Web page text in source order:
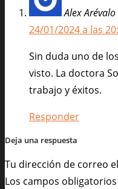
Alex Arévalo
24/01/2024 a las
Sin duda uno de
visto. La doctora
trabajo y éxitos.
Responder
Deja una respuesta
Tu dirección de correo
Los campos